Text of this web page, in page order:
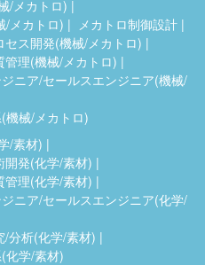
/メカトロ)
/メカトロ)
メカトロ制御設計
セス開発(機械/メカトロ)
管理(機械/メカトロ)
ニア/セールスエンジニア(機械/
機械/メカトロ)
/素材)
開発(化学/素材)
管理(化学/素材)
ニア/セールスエンジニア(化学/
/分析(化学/素材)
化学/素材)